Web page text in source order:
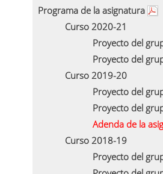
Programa de la asignatura
Curso 2020-21
Proyecto del
Proyecto del
Curso 2019-20
Proyecto del
Proyecto del
Adenda de la
Curso 2018-19
Proyecto del